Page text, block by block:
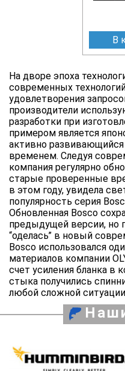
В
На дворе эпоха
современных
удовлетворения
производители
разработки при
примером является
активно
временем. Следуя
компания регулярно
старые проверенные
в этом году, увидела
популярность серия
Обновленная Bosco
предыдущей версии, но
“оделась” в новый
Bosco использовался
материалов компании
счет усиления бланка в
стыка получились
любой сложной